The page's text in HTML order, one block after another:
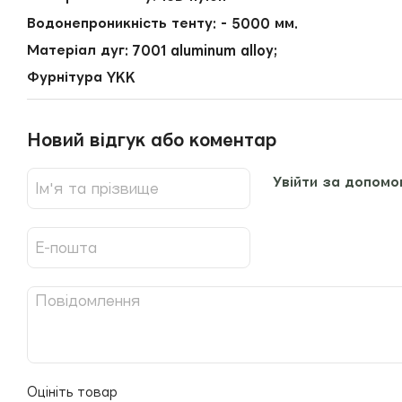
Водонепроникність тенту: - 5000 мм.
Матеріал дуг: 7001 aluminum alloy;
Фурнітура YKK
Новий відгук або коментар
Увійти за
Оцініть товар